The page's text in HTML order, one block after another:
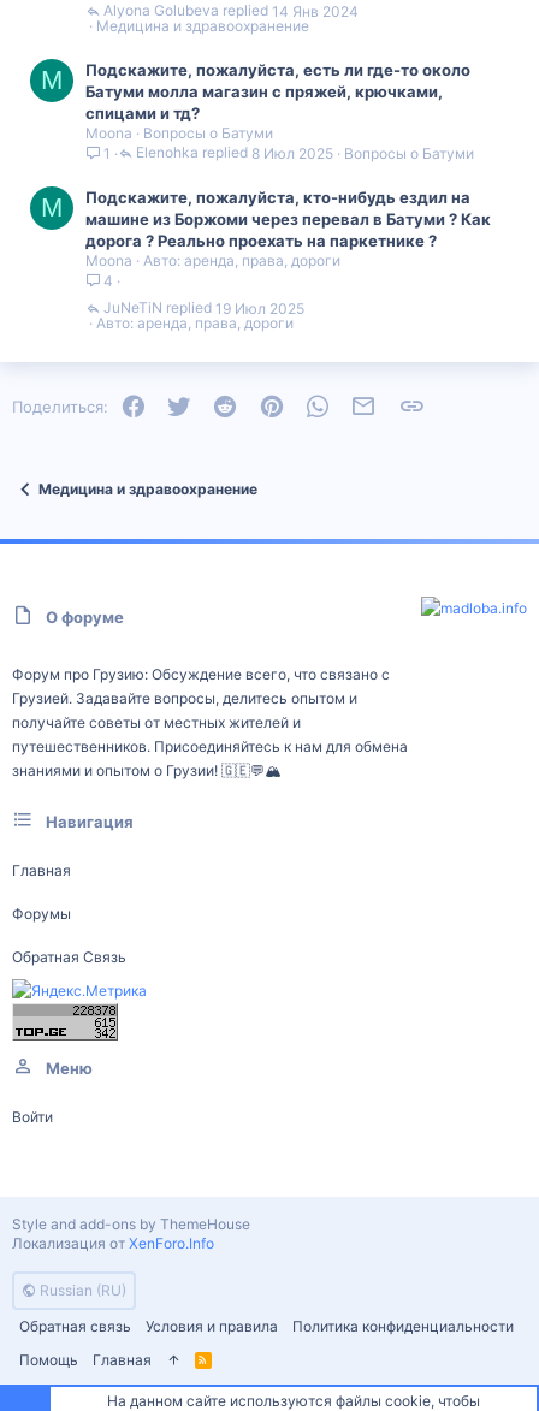
Медицина и здравоохранение
14 Янв 2024
Alyona Golubeva
M
Подскажите, пожалуйста, есть ли где-то около
Батуми молла магазин с пряжей, крючками,
спицами и тд?
Moona
Вопросы о Батуми
1
Вопросы о Батуми
8 Июл 2025
Elenohka
M
Подскажите, пожалуйста, кто-нибудь ездил на
машине из Боржоми через перевал в Батуми ? Как
дорога ? Реально проехать на паркетнике ?
Moona
Авто: аренда, права, дороги
4
Авто: аренда, права, дороги
19 Июл 2025
JuNeTiN
Поделиться: FacebookTwitter Reddit PinterestWhatsAppЭлектронная почта
Медицина и здравоохранение
О форуме
Форум про Грузию: Обсуждение всего, что связано с
Грузией. Задавайте вопросы, делитесь опытом и
получайте советы от местных жителей и
путешественников. Присоединяйтесь к нам для обмена
знаниями и опытом о Грузии! 🇬🇪💬🏔️
Навигация
Главная
Форумы
Обратная Связь
Меню
Войти
Russian (RU)
Обратная связь
Условия и правила
Политика конфиденциальности
Помощь
Главная
R
S
Style and add-ons by ThemeHouse
Локализация от XenForo.Info
На данном сайте используются файлы cookie, чтобы